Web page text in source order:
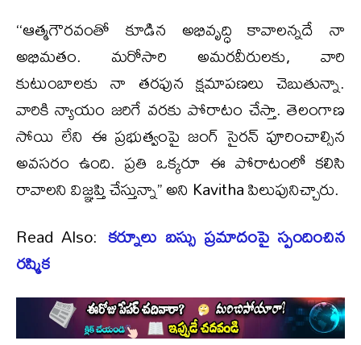
‘‘ఆత్మగౌరవంతో కూడిన అభివృద్ధి కావాలన్నదే నా
అభిమతం. మరోసారి అమరవీరులకు, వారి
కుటుంబాలకు నా తరఫున క్షమాపణలు చెబుతున్నా.
వారికి న్యాయం జరిగే వరకు పోరాటం చేస్తా. తెలంగాణ
సోయి లేని ఈ ప్రభుత్వంపై జంగ్ సైరన్ పూరించాల్సిన
అవసరం ఉంది. ప్రతి ఒక్కరూ ఈ పోరాటంలో కలిసి
రావాలని విజ్ఞప్తి చేస్తున్నా’’ అని Kavitha పిలుపునిచ్చారు.
Read Also: కర్నూలు బస్సు ప్రమాదంపై స్పందించిన
రష్మిక